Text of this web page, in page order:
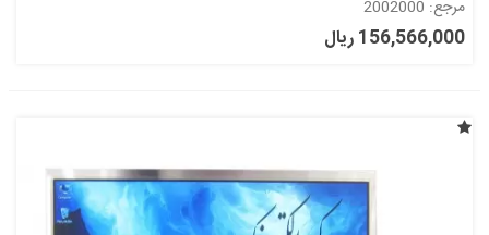
مرجع: 2002000
156,566,000 ریال